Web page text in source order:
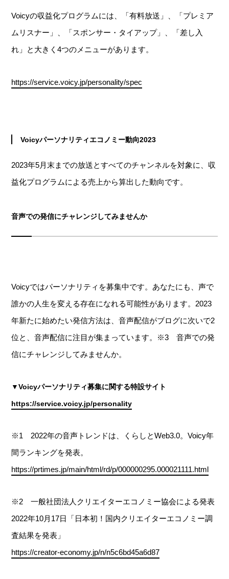
Voicyの収益化プログラムには、「有料放送」、「プレミア
ムリスナー」、「スポンサー・タイアップ」、「差し入
れ」と大きく4つのメニューがあります。
https://service.voicy.jp/personality/spec
Voicyパーソナリティエコノミー動向2023
2023年5月末までの放送とすべてのチャンネルを対象に、収
益化プログラムによる売上から算出した動向です。
音声での発信にチャレンジしてみませんか
Voicyではパーソナリティを募集中です。あなたにも、声で
誰かの人生を変える存在になれる可能性があります。2023
年新たに始めたい発信方法は、音声配信がブログに次いで2
位と、音声配信に注目が集まっています。※3 音声での発
信にチャレンジしてみませんか。
▼Voicyパーソナリティ募集に関する特設サイト
https://service.voicy.jp/personality
※1 2022年の音声トレンドは、くらしとWeb3.0。Voicy年
間ランキングを発表。
https://prtimes.jp/main/html/rd/p/000000295.000021111.html
※2 一般社団法人クリエイターエコノミー協会による発表
2022年10月17日「日本初！国内クリエイターエコノミー調
査結果を発表」
https://creator-economy.jp/n/n5c6bd45a6d87